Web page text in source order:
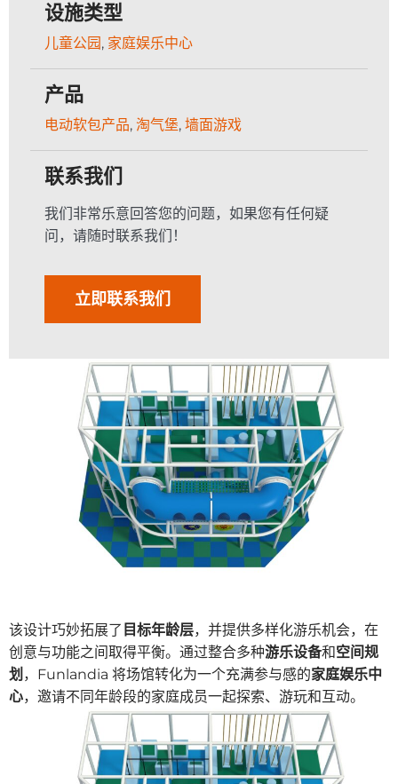
设施类型
儿童公园 , 家庭娱乐中心
产品
电动软包产品, 淘气堡, 墙面游戏
联系我们
我们非常乐意回答您的问题，如果您有任何疑
问，请随时联系我们！
立即联系我们
该设计巧妙拓展了 目标年龄层，并提供多样化游乐机会，在
创意与功能之间取得平衡。通过整合多种游乐设备和空间规
划 ，Funlandia 将场馆转化为一个充满参与感的家庭娱乐中
心，邀请不同年龄段的家庭成员一起探索、游玩和互动。